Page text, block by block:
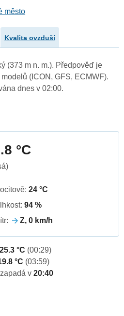
město
Kvalita ovzduší
(373 m n. m.). Předpověď je
(ICON, GFS, ECMWF).
dnes v 02:00.
°C
24 °C
94 %
Z, 0 km/h
25.3 °C (00:29)
°C (03:59)
v 20:40